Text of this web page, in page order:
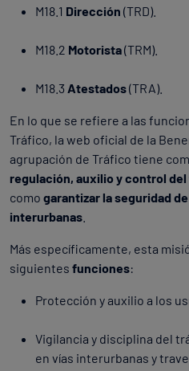
M18.1 Dirección (TRD).
M18.2 Motorista(TRM).
M18.3 Atestados(TRA).
En lo que se refiere a las
Tráfico, la web oficial de la
agrupación de Tráfico tiene
regulación, auxilio y control
como garantizar la seguridad
interurbanas
Más específicamente, esta
siguientes funciones:
Protección y auxilio a los
Vigilancia y disciplina del
en vías interurbanas y